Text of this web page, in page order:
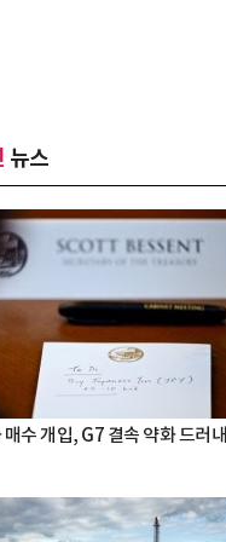
뉴스
매수 개입, G7 결속 약화 드러내